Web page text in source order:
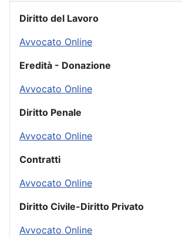
Diritto del Lavoro
Avvocato Online
Eredità - Donazione
Avvocato Online
Diritto Penale
Avvocato Online
Contratti
Avvocato Online
Diritto Civile-Diritto Privato
Avvocato Online